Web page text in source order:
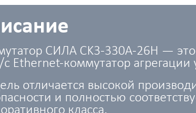
СИЛА CK3-330A-26H —
с Ethernet-коммутатор агрегации
отличается высокой
и полностью